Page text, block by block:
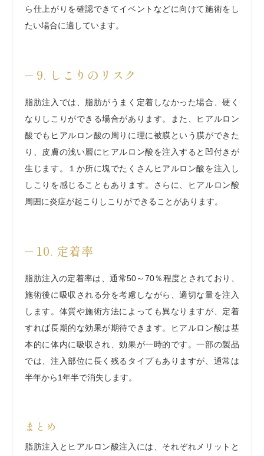
ら仕上がりを確認できてイベントなどに向けて施術をし
たい場合に適しています。
9. しこりのリスク
脂肪注入では、脂肪がうまく定着しなかった場合、硬く
なりしこりができる場合があります。また、ヒアルロン
酸でもヒアルロン酸の周りに理に被膜という膜ができた
り、皮膚の浅い層にヒアルロン酸を注入すると凹付きが
生じます。１か所に塊でたくさんヒアルロン酸を注入し
しこりを感じることもあります。さらに、ヒアルロン酸
周囲に炎症が起こりしこりができることがあります。
10. 定着率
脂肪注入の定着率は、通常50～70％程度とされており、
施術後に吸収される分を考慮しながら、適切な量を注入
します。体質や施術方法によっても異なりますが、定着
すれば長期的な効果が期待できます。
ヒアルロン酸は基
本的に体内に吸収され、効果が一時的です。一部の製品
では、注入部位に長く残るタイプもありますが、通常は
半年から1年半で消失します。
まとめ
脂肪注入とヒアルロン酸注入には、それぞれメリットと